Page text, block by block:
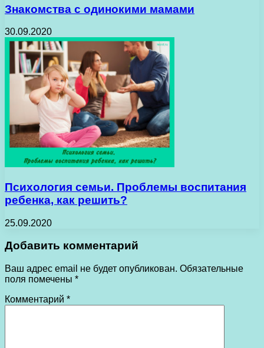
Знакомства с одинокими мамами
30.09.2020
Психология семьи. Проблемы воспитания
ребенка, как решить?
25.09.2020
Добавить комментарий
Ваш адрес email не будет опубликован. Обязательные
поля помечены *
Комментарий *